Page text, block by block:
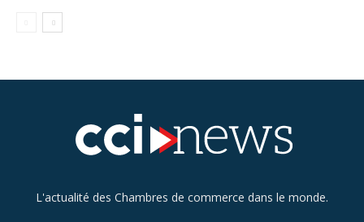
L'actualité des Chambres de commerce dans le monde.